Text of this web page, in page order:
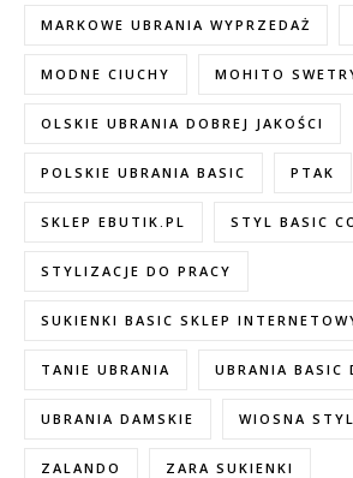
MARKOWE UBRANIA WYPRZEDAŻ
MODNE CIUCHY MOHITO
OLSKIE UBRANIA DOBREJ JAKOŚCI
POLSKIE UBRANIA BASIC PTAK
SKLEP EBUTIK.PL STYL BASIC
STYLIZACJE DO PRACY
SUKIENKI BASIC SKLEP
TANIE UBRANIA UBRANIA BASIC
UBRANIA DAMSKIE WIOSNA
ZALANDO ZARA SUKIENKI